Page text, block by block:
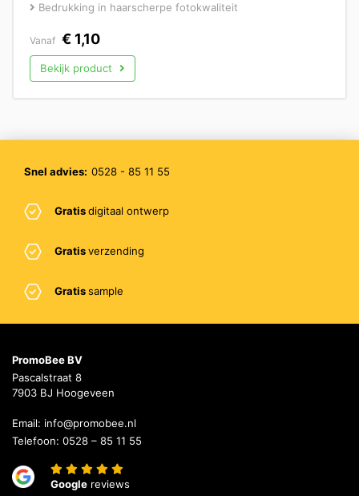
Bedrukking in haarscherpe fotokwaliteit
Vanaf € 1,10
Bekijk product
Snel advies: 0528 - 85 11 55
Gratisdigitaal ontwerp
Gratisverzending
Gratissample
PromoBee BV
Pascalstraat 8
7903 BJ Hoogeveen
Email: info@promobee.nl
Telefoon: 0528 – 85 11 55
Google reviews